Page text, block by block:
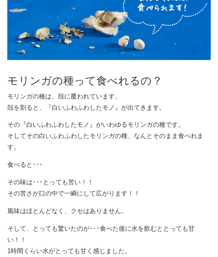
モリンガの種って食べれるの？
モリンガの種は、殻に覆われています。
殻を割ると、『白いふわふわしたモノ』が出てきます。
その『白いふわふわしたモノ』がいわゆるモリンガの種です。
そしてその白いふわふわしたモリンガの種、なんとそのまま食べれま
す。
食べると･･･
その味は･･･とっても苦い！！
その苦さが口の中で一瞬にして広がります！！
風味はほとんどなく、クセはありません。
そして、とっても驚いたのが･･･食べた後に水を飲むととっても甘
い！！
1時間くらい水がとっても甘く感じました。